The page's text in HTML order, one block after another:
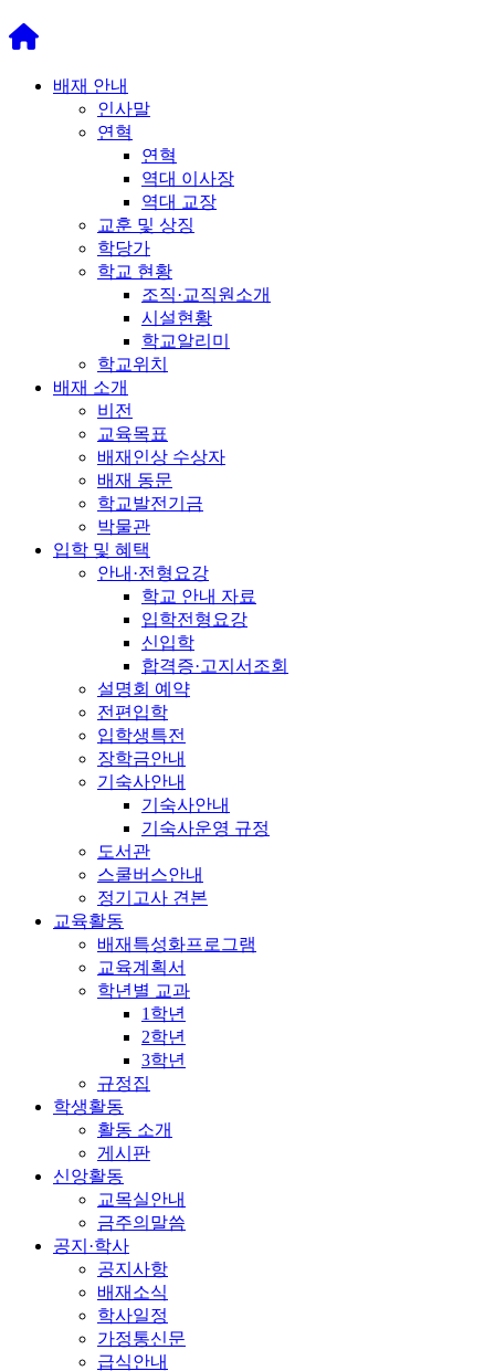
배재 안내
인사말
연혁
연혁
역대 이사장
역대 교장
교훈 및 상징
학당가
학교 현황
조직·교직원소개
시설현황
학교알리미
학교위치
배재 소개
비전
교육목표
배재인상 수상자
배재 동문
학교발전기금
박물관
입학 및 혜택
안내·전형요강
학교 안내 자료
입학전형요강
신입학
합격증·고지서조회
설명회 예약
전편입학
입학생특전
장학금안내
기숙사안내
기숙사안내
기숙사운영 규정
도서관
스쿨버스안내
정기고사 견본
교육활동
배재특성화프로그램
교육계획서
학년별 교과
1학년
2학년
3학년
규정집
학생활동
활동 소개
게시판
신앙활동
교목실안내
금주의말씀
공지·학사
공지사항
배재소식
학사일정
가정통신문
급식안내